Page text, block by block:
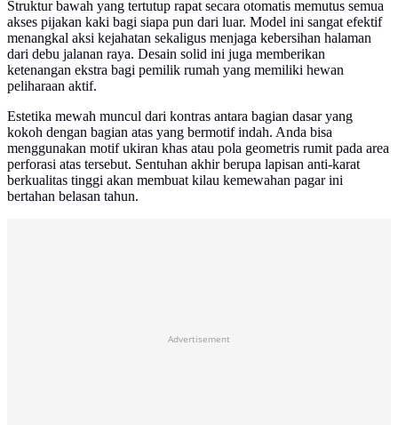
Struktur bawah yang tertutup rapat secara otomatis memutus semua
akses pijakan kaki bagi siapa pun dari luar. Model ini sangat efektif
menangkal aksi kejahatan sekaligus menjaga kebersihan halaman
dari debu jalanan raya. Desain solid ini juga memberikan
ketenangan ekstra bagi pemilik rumah yang memiliki hewan
peliharaan aktif.
Estetika mewah muncul dari kontras antara bagian dasar yang
kokoh dengan bagian atas yang bermotif indah. Anda bisa
menggunakan motif ukiran khas atau pola geometris rumit pada area
perforasi atas tersebut. Sentuhan akhir berupa lapisan anti-karat
berkualitas tinggi akan membuat kilau kemewahan pagar ini
bertahan belasan tahun.
Advertisement